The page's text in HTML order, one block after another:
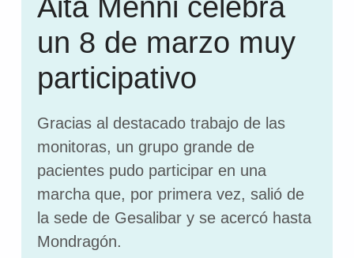
Aita Menni celebra
un 8 de marzo muy
participativo
Gracias al destacado trabajo de las
monitoras, un grupo grande de
pacientes pudo participar en una
marcha que, por primera vez, salió de
la sede de Gesalibar y se acercó hasta
Mondragón.